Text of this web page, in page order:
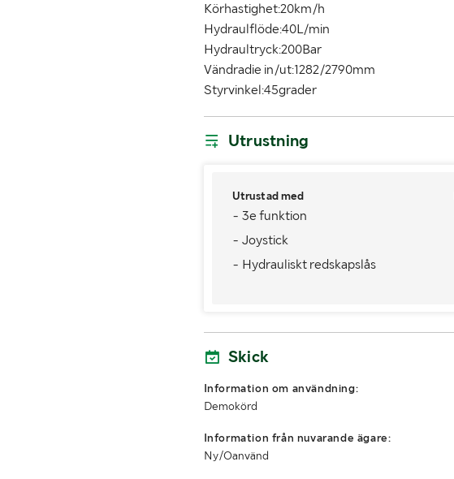
MÅTT OCH VIKT:
Tjänstevikt (kg)
Bredd (m)
Körhastighet:20km/h
Hydraulflöde:40L/min
Hydraultryck:200Bar
Vändradie in/ut:1282/2790mm
Styrvinkel:45grader
Utrustning
Utrustad med
- 3e funktion
- Joystick
- Hydrauliskt redskapslås
Skick
Information om användning:
Demokörd
Information från nuvarande ägare:
Ny/Oanvänd